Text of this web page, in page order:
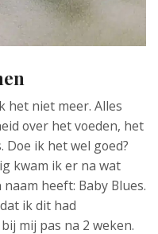
het niet meer. Alles
over het voeden, het
ik het wel goed?
kwam ik er na wat
heeft: Baby Blues.
ik dit had
mij pas na 2 weken.